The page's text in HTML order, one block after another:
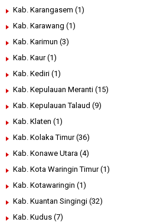
Kab. Karangasem (1)
Kab. Karawang (1)
Kab. Karimun (3)
Kab. Kaur (1)
Kab. Kediri (1)
Kab. Kepulauan Meranti (15)
Kab. Kepulauan Talaud (9)
Kab. Klaten (1)
Kab. Kolaka Timur (36)
Kab. Konawe Utara (4)
Kab. Kota Waringin Timur (1)
Kab. Kotawaringin (1)
Kab. Kuantan Singingi (32)
Kab. Kudus (7)